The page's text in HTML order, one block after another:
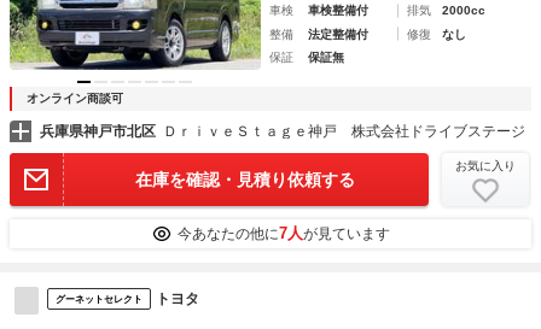
車検
車検整備付 排気
2000cc
整備
法定整備付 修復
なし
保証
保証無
オンライン商談可
兵庫県神戸市北区 ＤｒｉｖｅＳｔａｇｅ神戸 株式会社ドライブステージ
在庫を確認・見積り依頼する
お気に入り
今あなたの他に7人が見ています
グーネットセレクト トヨタ